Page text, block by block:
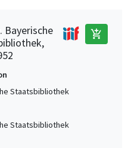
Bayerische
add_shopping_cart
Staatsbibliothek
Staatsbibliothek